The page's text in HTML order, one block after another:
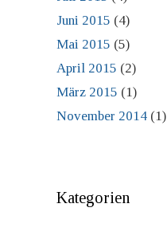
Juni 2015 (4)
Mai 2015 (5)
April 2015 (2)
März 2015 (1)
November 2014 (1)
Kategorien